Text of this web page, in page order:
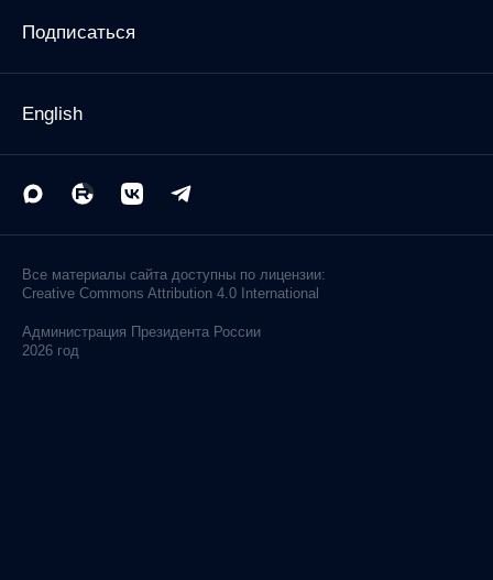
Подписаться
English
Все материалы сайта доступны по лицензии:
Creative Commons Attribution 4.0 International
Администрация Президента России
2026 год